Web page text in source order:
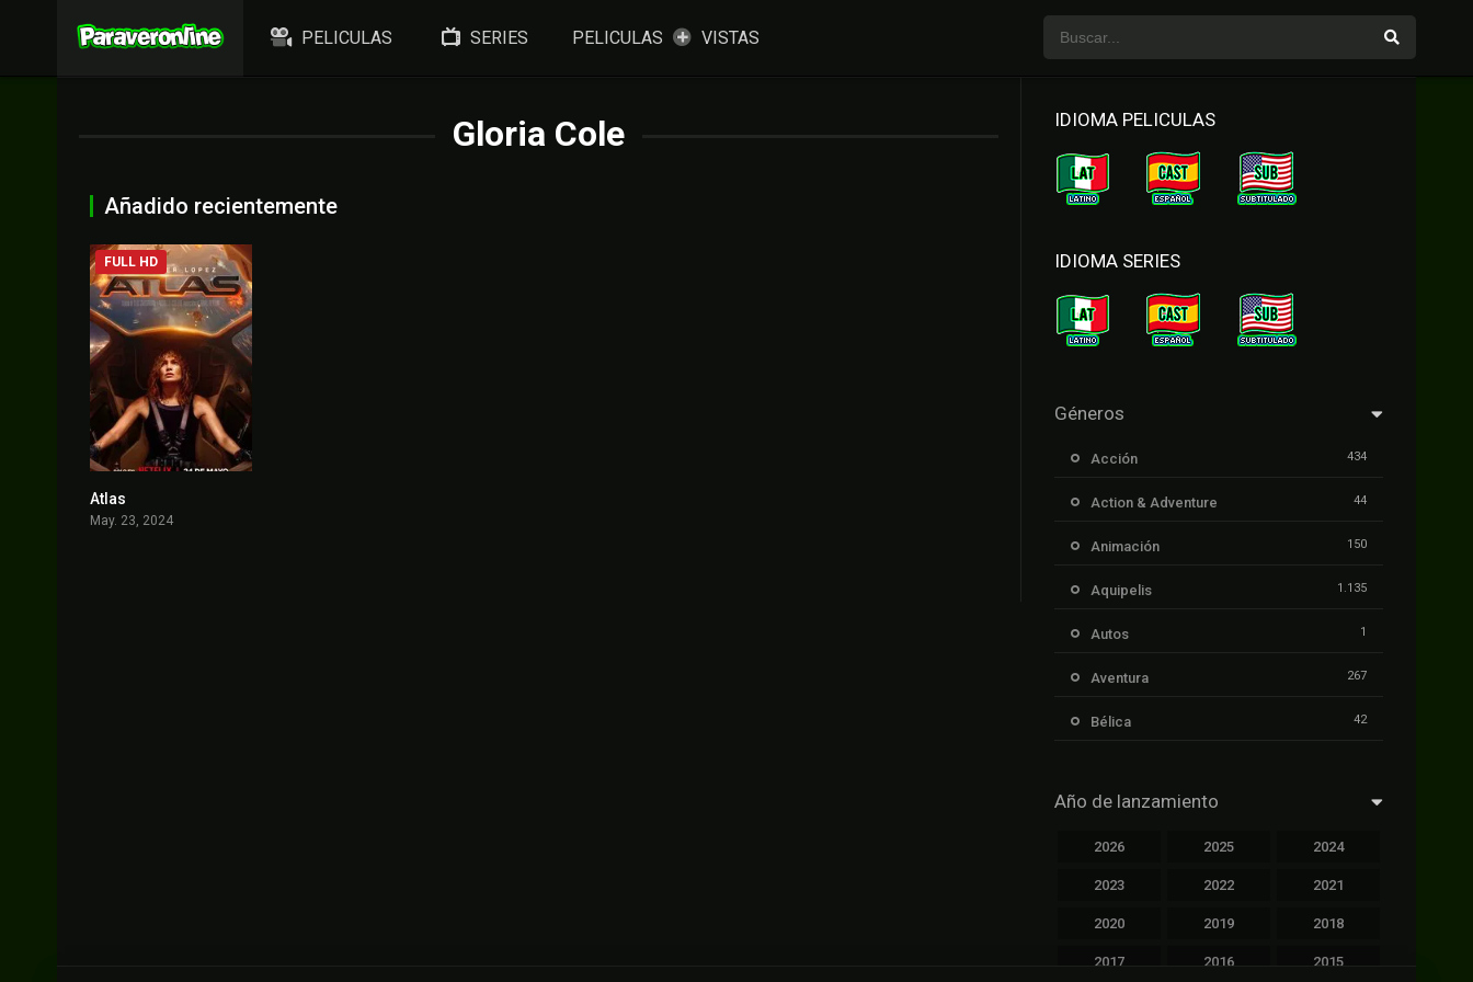
PELICULAS SERIES PELICULAS VISTAS
Gloria Cole
Añadido recientemente
FULL HD
Atlas
May. 23, 2024
IDIOMA PELICULAS
IDIOMA SERIES
Géneros
Acción 434
Action & Adventure 44
Animación 150
Aquipelis 1.135
Autos 1
Aventura 267
Bélica 42
Cinecalidad
Cinetux 1.139
Año de lanzamiento
2026 2025 2024
2023 2022 2021
2020 2019 2018
2017 2016 2015